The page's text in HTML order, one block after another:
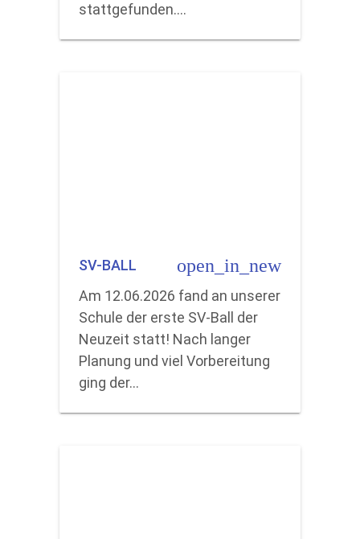
stattgefunden.…
SV-BALL open_in_new
Am 12.06.2026 fand an unserer
Schule der erste SV-Ball der
Neuzeit statt! Nach langer
Planung und viel Vorbereitung
ging der…